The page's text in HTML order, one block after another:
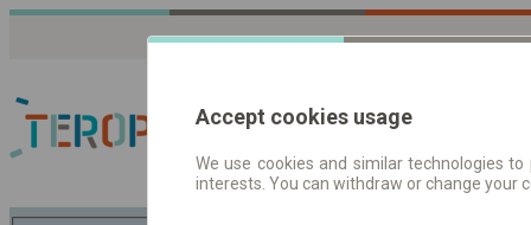
Fahrplandaten |
Accept cookies usage
We use cookies and similar technologies
interests. You can withdraw or change